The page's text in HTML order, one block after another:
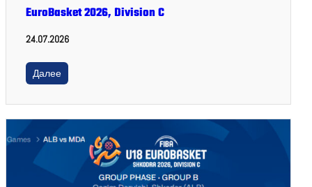
EuroBasket 2026, Division C
24.07.2026
Далее